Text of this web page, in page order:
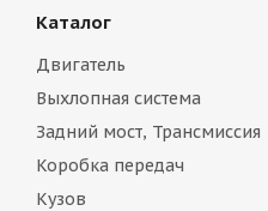
Каталог
Двигатель
Выхлопная система
Задний мост, Трансмиссия
Коробка передач
Кузов